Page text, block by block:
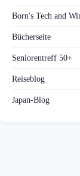
Born's Tech and
Bücherseite
Seniorentreff 50+
Reiseblog
Japan-Blog